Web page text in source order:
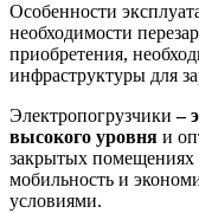
Особенности
необходимости
приобретения,
инфраструктуры для
Электропогрузчики–
высокого уровня и
закрытых помещениях
мобильность и
условиями.